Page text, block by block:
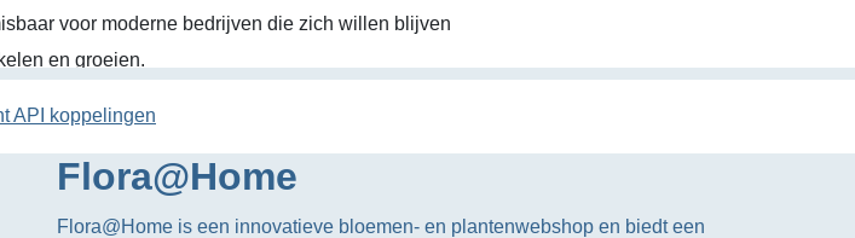
voor moderne bedrijven die zich willen blijven
en groeien.
API koppelingen
Flora@Home
Flora@Home is een innovatieve bloemen- en plantenwebshop en biedt een